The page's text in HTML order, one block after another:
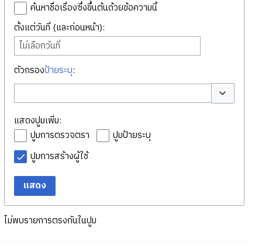
ค้นหาชื่อเรื่องซึ่งขึ้นต้นด้วยข้อความนี้
ตั้งแต่วันที่ (และก่อนหน้า):
ไม่เลือกวันที่
ตัวกรองป้ายระบุ:
สลับตัวเลือก
แสดงปูมเพิ่ม:
ปูมการตรวจตรา
ปูมป้ายระบุ
ปูมการสร้างผู้ใช้
แสดง
ไม่พบรายการตรงกันในปูม